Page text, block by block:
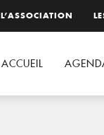
L’ASSOCIATION
ACCUEIL